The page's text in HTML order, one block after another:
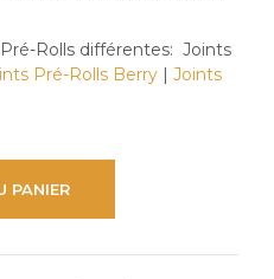
Rolls différentes: Joints
Pré-Rolls Berry | Joints
PANIER